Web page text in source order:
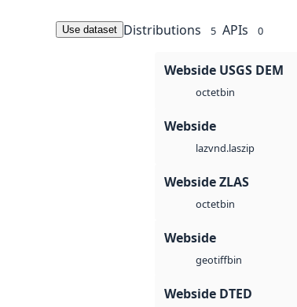
Use dataset Distributions 5 APIs 0
Webside USGS DEM
octetbin
Webside
lazvnd.laszip
Webside ZLAS
octetbin
Webside
geotiffbin
Webside DTED